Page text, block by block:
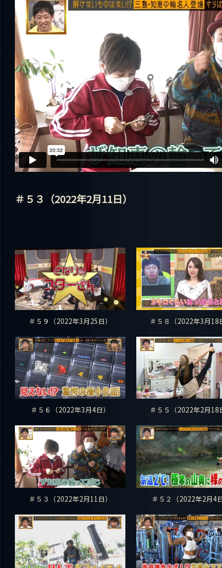
＃５３（2022年2月11日）
＃５９（2022年3月25日） ＃５８（2022年3月18
＃５６（2022年3月4日） ＃５５（2022年2月18
＃５３（2022年2月11日） ＃５２（2022年2月4